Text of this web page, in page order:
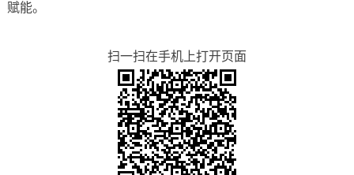
赋能。
扫一扫在手机上打开页面